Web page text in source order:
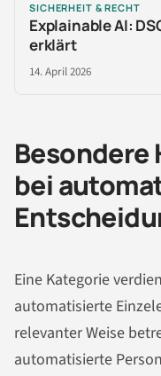
SICHERHEIT & RECHT
Explainable AI:
erklärt
14. April 2026
bei
Eine Kategorie
automatisierte
relevanter Weise
automatisierte